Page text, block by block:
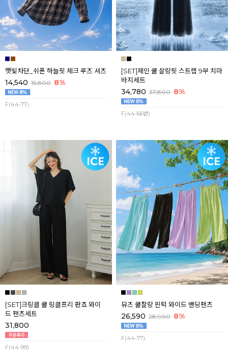
햇빛차단_쉬폰 하늘핏 체크 루즈 셔츠
14,540 15,800 8%
F(44-77)
[SET]제인 쿨 살랑핏 스트랩 9부 치마
바지세트
34,780 37,800 8%
F(44-66반)
[SET]크링클 쿨 링클프리 판쵸 와이
드 팬츠세트
31,800
F(44-99)
뮤즈 쿨찰랑 핀턱 와이드 밴딩팬츠
26,590 28,900 8%
F(44-77)